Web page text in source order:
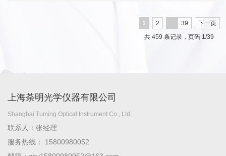
1 2 39
下一页
共 459 条记录，页码 1/39
上海荼明光学仪器有限公司
Shanghai Tuming Optical Instrument Co., Ltd.
联系人：张经理
服务热线： 15800980052